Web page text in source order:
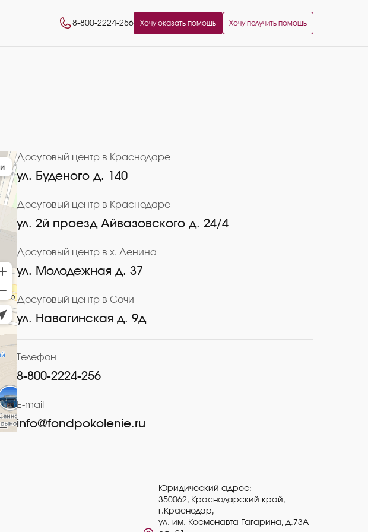
8-800-2224-256 Хочу оказать помощь Хочу получить помощь
Досуговый центр в Краснодаре
ул. Буденого д. 140
Досуговый центр в Краснодаре
ул. 2й проезд Айвазовского д. 24/4
Досуговый центр в х. Ленина
ул. Молодежная д. 37
Досуговый центр в Сочи
ул. Навагинская д. 9д
Телефон
8-800-2224-256
E-mail
info@fondpokolenie.ru
Юридический адрес:
350062, Краснодарский край,
г.Краснодар,
ул. им. Космонавта Гагарина, д.73А